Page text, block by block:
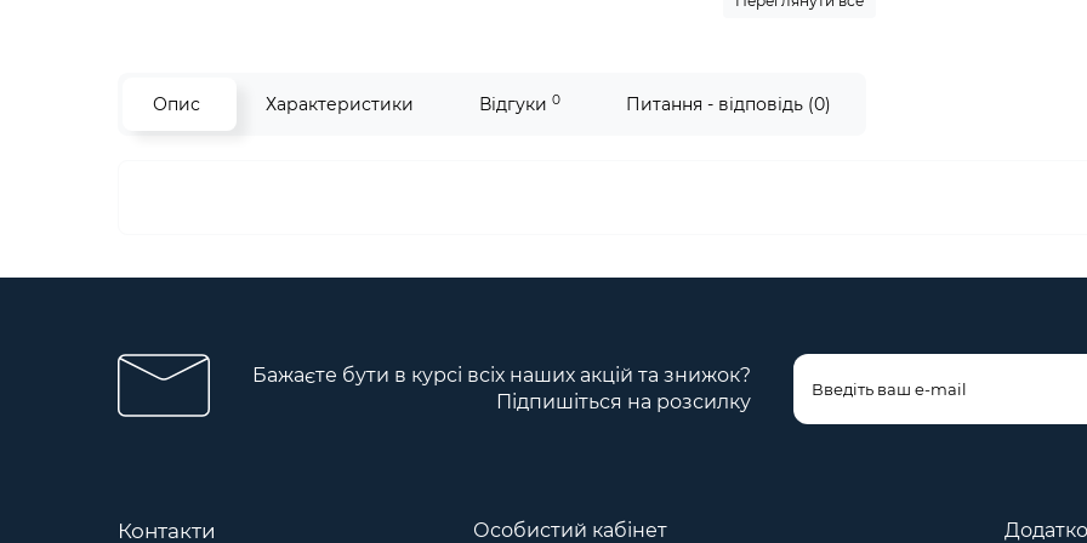
Опис Характеристики Відгуки 0 Питання - відповідь (0)
Бажаєте бути в курсі всіх наших акцій та знижок?
Підпишіться на розсилку
Контакти Особистий кабінет